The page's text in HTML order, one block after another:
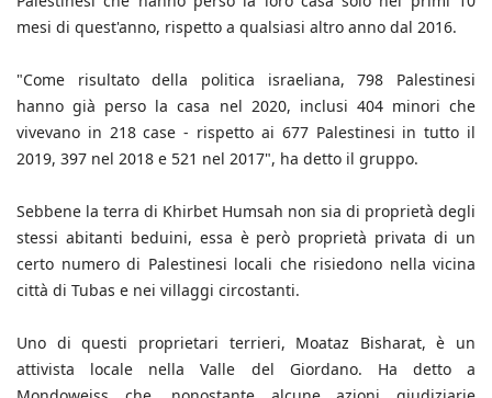
mesi di quest'anno, rispetto a qualsiasi altro anno dal 2016.
"Come risultato della politica israeliana, 798 Palestinesi
hanno già perso la casa nel 2020, inclusi 404 minori che
vivevano in 218 case - rispetto ai 677 Palestinesi in tutto il
2019, 397 nel 2018 e 521 nel 2017", ha detto il gruppo.
Sebbene la terra di Khirbet Humsah non sia di proprietà degli
stessi abitanti beduini, essa è però proprietà privata di un
certo numero di Palestinesi locali che risiedono nella vicina
città di Tubas e nei villaggi circostanti.
Uno di questi proprietari terrieri, Moataz Bisharat, è un
attivista locale nella Valle del Giordano. Ha detto a